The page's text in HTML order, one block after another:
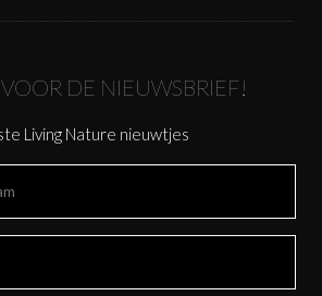
DE NIEUWSBRIEF!
Living Nature nieuwtjes